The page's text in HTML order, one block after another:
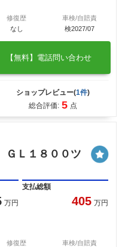
修復歴
なし
車検/自賠責
検2027/07
【無料】電話問い合わせ
ショップレビュー(1件)
総合評価: 5 点
Ｌ１８００ツ
万円
支払総額
405 万円
修復歴
車検/自賠責